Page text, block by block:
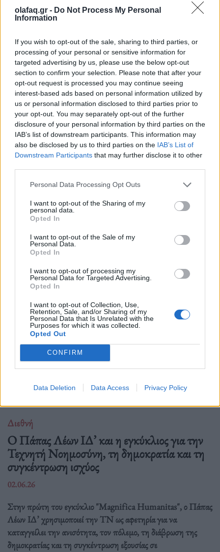
olafaq.gr - Do Not Process My Personal
Information
If you wish to opt-out of the sale, sharing to third parties, or
processing of your personal or sensitive information for
targeted advertising by us, please use the below opt-out
section to confirm your selection. Please note that after your
opt-out request is processed you may continue seeing
interest-based ads based on personal information utilized by
us or personal information disclosed to third parties prior to
your opt-out. You may separately opt-out of the further
disclosure of your personal information by third parties on the
IAB’s list of downstream participants. This information may
also be disclosed by us to third parties on the IAB’s List of
Downstream Participants that may further disclose it to other
Personal Data Processing Opt Outs
I want to opt-out of the Sharing of my
personal data.
Opted In
I want to opt-out of the Sale of my
Personal Data.
Opted In
I want to opt-out of processing my
Personal Data for Targeted Advertising.
Opted In
I want to opt-out of Collection, Use,
Retention, Sale, and/or Sharing of my
Personal Data that Is Unrelated with the
Purposes for which it was collected.
Opted Out
CONFIRM
Data Deletion Data Access Privacy Policy
Πηγή: ΑΠΕ-ΜΠΕ
Ακολουθήστε το OLAFAQ
στο Google News
Newsroom
Ετικέτες :Αστυνομικοί,Γερμανία,εξτρεμιστική ιδεολογία
Δείτε επίσης
Διεθνή
Ο Πάπας Λέων ΙΔ’ και η εγκύκλιος για την
Τεχνητή Νοημοσύνη, τη δημοκρατία και τη
συγκέντρωση ισχύος
02.06.26
Στην πρώτη του εγκύκλιο "Magnifica Humanitas", ο Πάπας
Λέων ΙΔ’ χρησιμοποιεί την ΤΝ ως αφετηρία για να
καταγγείλει την ανισότητα, τον πόλεμο, τη διάβρωση της
δημοκρατίας και τη συγκέντρωση εξουσίας σε